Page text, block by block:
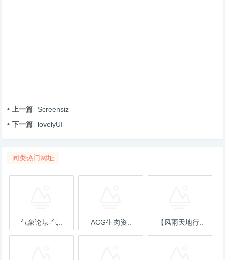
• 上一篇
Screensiz
• 下一篇
lovelyUI
同类热门网址
气象论坛-气.. ACG生肉资.. 【风雨天地行..